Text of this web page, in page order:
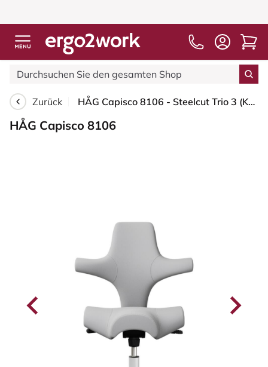
Zurück HÅG Capisco 8106 - Steelcut Trio 3 (Kvadrat) - Wolle / Polyamid - STT133 - Light grey - Weiß - 265 mm (Sitzhöhe 53-79cm) - Harte Rollen für weiche Böden
HÅG Capisco 8106